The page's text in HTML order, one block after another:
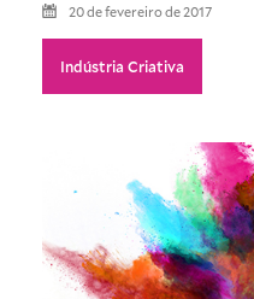
20 de fevereiro de 2017
Indústria Criativa